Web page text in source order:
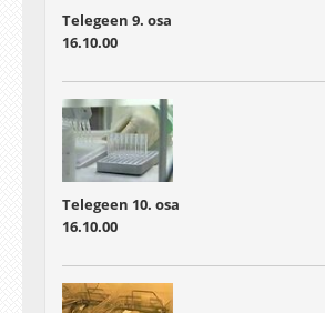
Telegeen 9. osa
16.10.00
Telegeen 10. osa
16.10.00